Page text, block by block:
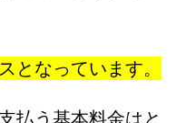
となっています。